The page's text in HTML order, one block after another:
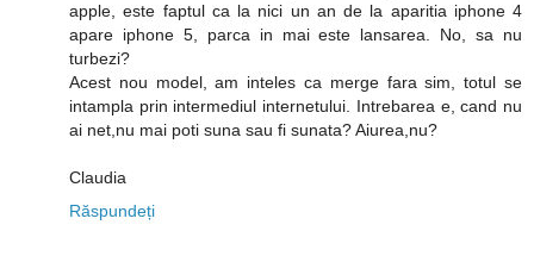
apple, este faptul ca la nici un an de la aparitia iphone 4
apare iphone 5, parca in mai este lansarea. No, sa nu
turbezi?
Acest nou model, am inteles ca merge fara sim, totul se
intampla prin intermediul internetului. Intrebarea e, cand nu
ai net,nu mai poti suna sau fi sunata? Aiurea,nu?
Claudia
Răspundeți